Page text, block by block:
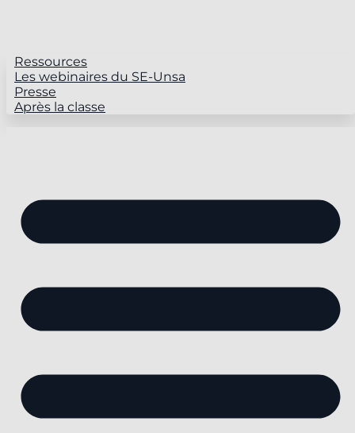
Ressources
Les webinaires du SE-Unsa
Presse
Après la classe